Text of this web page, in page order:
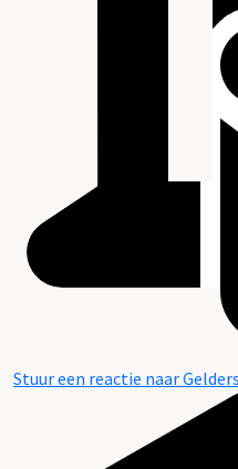
Stuur een reactie naar